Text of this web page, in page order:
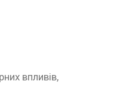
впливів,